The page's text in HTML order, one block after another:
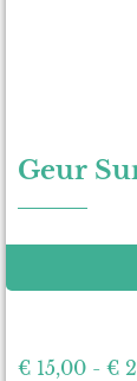
Geur
€ 15,00 - €